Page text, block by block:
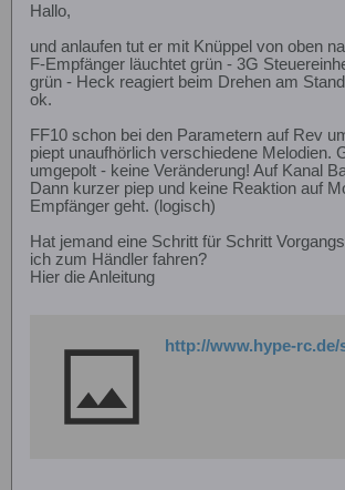
Hallo,
und anlaufen tut er mit Knüppel von oben
F-Empfänger läuchtet grün - 3G
grün - Heck reagiert beim Drehen am
ok.
FF10 schon bei den Parametern auf Rev
piept unaufhörlich verschiedene Melodien.
umgepolt - keine Veränderung! Auf Kanal
Dann kurzer piep und keine Reaktion auf
Empfänger geht. (logisch)
Hat jemand eine Schritt für Schritt
ich zum Händler fahren?
Hier die Anleitung